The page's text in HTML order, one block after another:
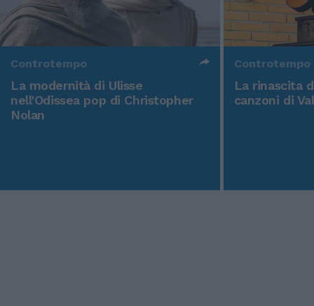
Controtempo
La modernità di Ulisse
nell'Odissea pop di Christopher
Nolan
Controtempo
La rinascita
canzoni di